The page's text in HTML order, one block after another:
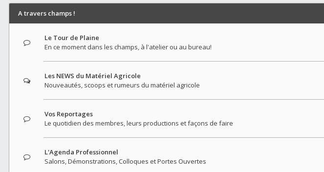
A travers champs !
Le Tour de Plaine
En ce moment dans les champs, à l'atelier ou au bureau!
Les NEWS du Matériel Agricole
Nouveautés, scoops et rumeurs du matériel agricole
Vos Reportages
Le quotidien des membres, leurs productions et façons de faire
L'Agenda Professionnel
Salons, Démonstrations, Colloques et Portes Ouvertes